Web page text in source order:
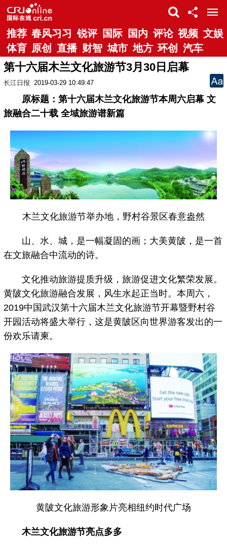
推荐 春风习习 锐评 国际 国内 评论 视频 文娱
体育 原创 直播 财智 城市 地方 环创 汽车
第十六届木兰文化旅游节3月30日启幕
长江日报 2019-03-29 10:49:47
原标题：第十六届木兰文化旅游节本周六启幕 文
旅融合二十载 全域旅游谱新篇
木兰文化旅游节举办地，野村谷景区春意盎然
山、水、城，是一幅凝固的画；大美黄陂，是一首
在文旅融合中流动的诗。
文化推动旅游提质升级，旅游促进文化繁荣发展。
黄陂文化旅游融合发展，风生水起正当时。本周六，
2019中国武汉第十六届木兰文化旅游节开幕暨野村谷
开园活动将盛大举行，这是黄陂区向世界游客发出的一
份欢乐请柬。
黄陂文化旅游形象片亮相纽约时代广场
木兰文化旅游节亮点多多